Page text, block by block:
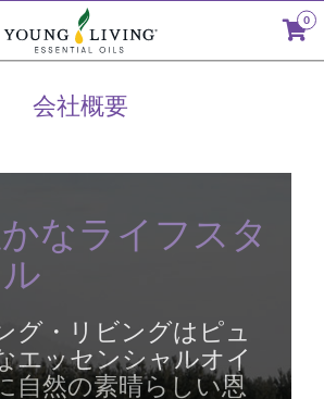
0
会社概要
なライフスタ
グ・リビングはピュ
エッセンシャルオイ
自然の素晴らしい恩